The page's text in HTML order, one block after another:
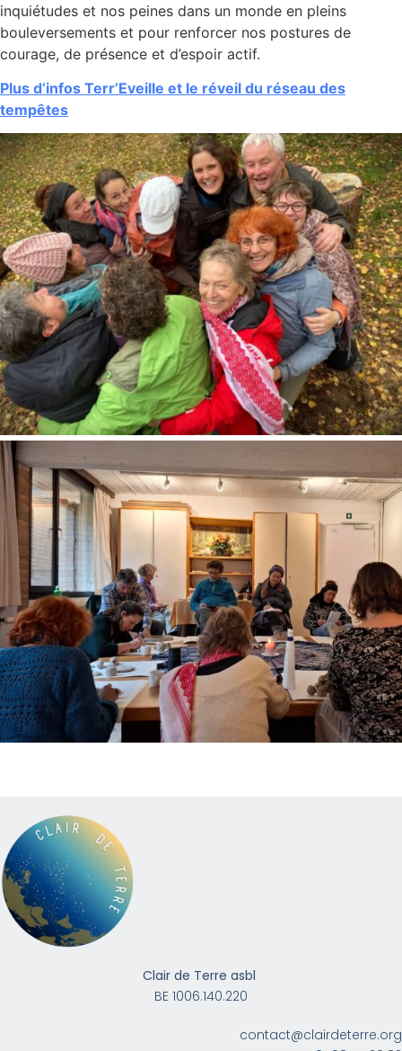
inquiétudes et nos peines dans un monde en pleins
bouleversements et pour renforcer nos postures de
courage, de présence et d’espoir actif.
Plus d’infos Terr’Eveille et le réveil du réseau des
tempêtes
Clair de Terre asbl
BE 1006.140.220
contact@clairdeterre.org